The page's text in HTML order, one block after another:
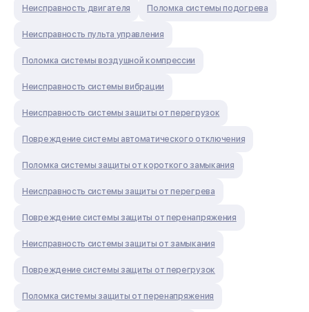
Неисправность двигателя Поломка системы подогрева
Неисправность пульта управления
Поломка системы воздушной компрессии
Неисправность системы вибрации
Неисправность системы защиты от перегрузок
Повреждение системы автоматического отключения
Поломка системы защиты от короткого замыкания
Неисправность системы защиты от перегрева
Повреждение системы защиты от перенапряжения
Неисправность системы защиты от замыкания
Повреждение системы защиты от перегрузок
Поломка системы защиты от перенапряжения